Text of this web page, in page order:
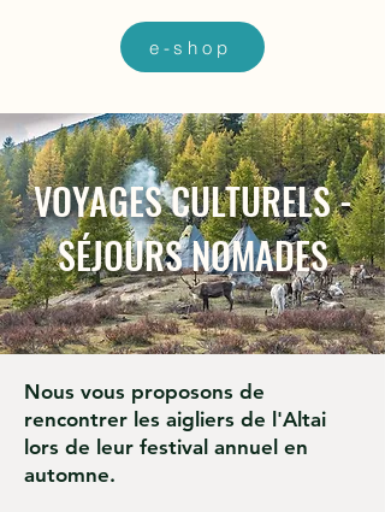
e-shop
VOYAGES CULTURELS -
SÉJOURS NOMADES
Nous vous proposons de
rencontrer les aigliers de l'Altai
lors de leur festival annuel en
automne.